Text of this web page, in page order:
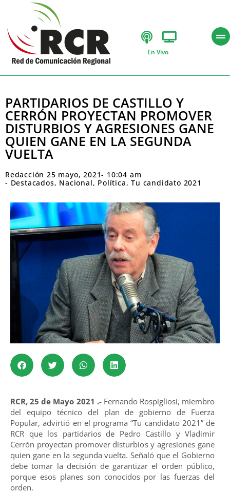
En Vivo
PARTIDARIOS DE CASTILLO Y
CERRÓN PROYECTAN PROMOVER
DISTURBIOS Y AGRESIONES GANE
QUIEN GANE EN LA SEGUNDA
VUELTA
Redacción 25 mayo, 2021- 10:04 am
- Destacados, Nacional, Política,Tu candidato 2021
RCR, 25 de Mayo 2021 .-Fernando Rospigliosi, miembro
del equipo técnico del plan de gobierno de Fuerza
Popular, advirtió en el programa “Tu candidato 2021” de
RCR que los partidarios de Pedro Castillo y Vladimir
Cerrón proyectan promover disturbios y agresiones gane
quien gane en la segunda vuelta. Señaló que el Gobierno
debe tomar la decisión de garantizar el orden público,
porque esos planes son conocidos por las fuerzas del
orden.